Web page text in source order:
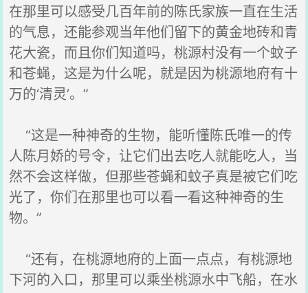
在那里可以感受几百年前的陈氏家族一直在生活
的气息，还能参观当年他们留下的黄金地砖和青
花大瓷，而且你们知道吗，桃源村没有一个蚊子
和苍蝇，这是为什么呢，就是因为桃源地府有十
万的‘清灵’。”
“这是一种神奇的生物，能听懂陈氏唯一的传
人陈月娇的号令，让它们出去吃人就能吃人，当
然不会这样做，但那些苍蝇和蚊子真是被它们吃
光了，你们在那里也可以看一看这种神奇的生
物。”
“还有，在桃源地府的上面一点点，有桃源地
下河的入口，那里可以乘坐桃源水中飞船，在水